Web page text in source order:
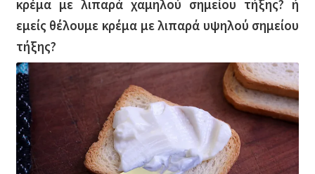
κρέμα με λιπαρά χαμηλού σημείου τήξης? ή
εμείς θέλουμε κρέμα με λιπαρά υψηλού σημείου
τήξης?